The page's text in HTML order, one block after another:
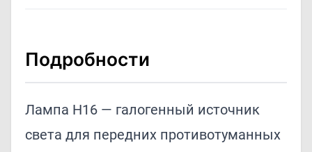
Подробности
Лампа H16 — галогенный источник
света для передних противотуманных